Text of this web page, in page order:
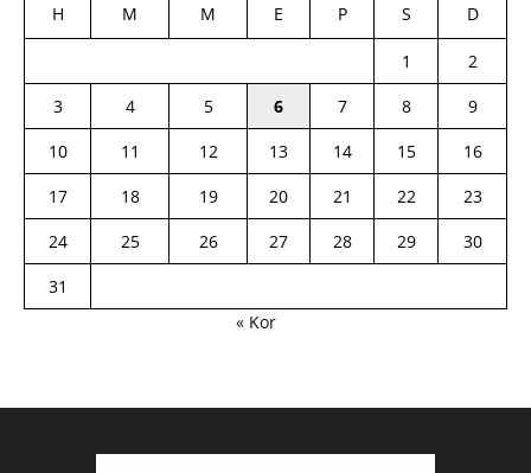
H M M E P S D
1
2
3
4 5 6 7 8
9
10
11 12 13 14 15
16
17
18 19 20 21 22
23
24
25 26 27 28 29
30
31
« Kor